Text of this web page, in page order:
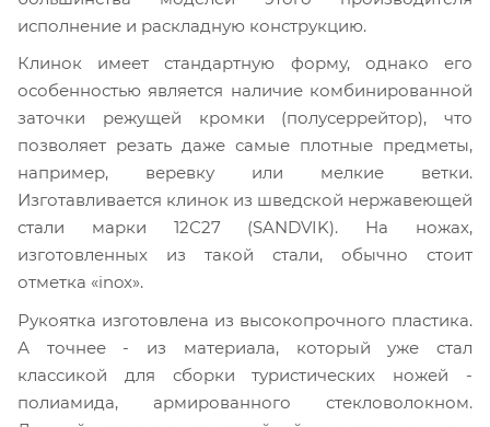
исполнение и раскладную конструкцию.
Клинок имеет стандартную форму, однако его
особенностью является наличие комбинированной
заточки режущей кромки (полусеррейтор), что
позволяет резать даже самые плотные предметы,
например, веревку или мелкие ветки.
Изготавливается клинок из шведской нержавеющей
стали марки 12С27 (SANDVIK). На ножах,
изготовленных из такой стали, обычно стоит
отметка «inox».
Рукоятка изготовлена из высокопрочного пластика.
А точнее - из материала, который уже стал
классикой для сборки туристических ножей -
полиамида, армированного стекловолокном.